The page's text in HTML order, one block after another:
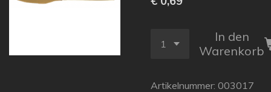
In den
Warenkorb
Artikelnummer: 003017